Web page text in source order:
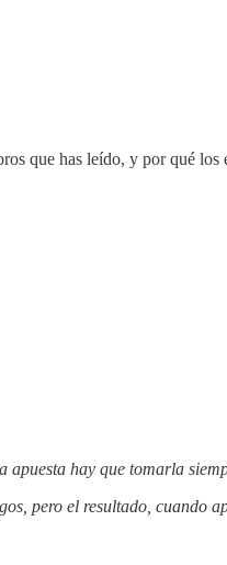
que has leído, y por qué los
hay que tomarla
pero el resultado, cuando